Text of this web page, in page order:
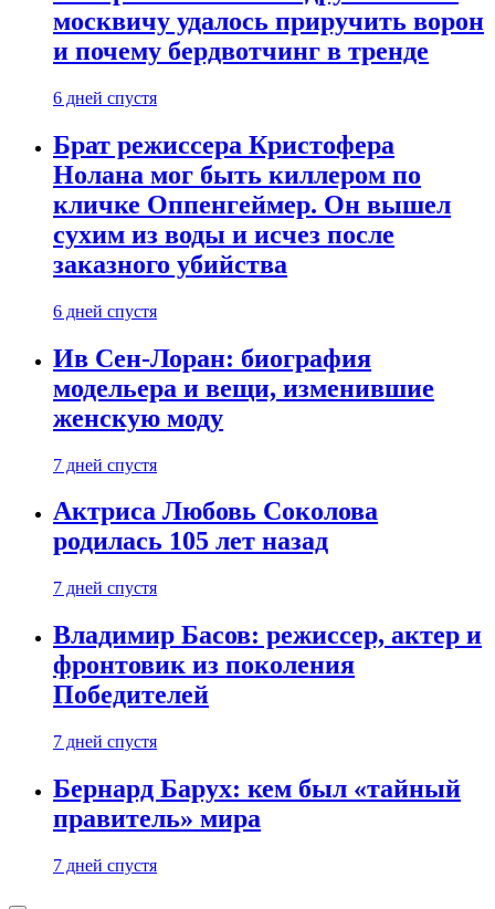
москвичу удалось приручить ворон
и почему бердвотчинг в тренде
6 дней спустя
Брат режиссера Кристофера
Нолана мог быть киллером по
кличке Оппенгеймер. Он вышел
сухим из воды и исчез после
заказного убийства
6 дней спустя
Ив Сен-Лоран: биография
модельера и вещи, изменившие
женскую моду
7 дней спустя
Актриса Любовь Соколова
родилась 105 лет назад
7 дней спустя
Владимир Басов: режиссер, актер и
фронтовик из поколения
Победителей
7 дней спустя
Бернард Барух: кем был «тайный
правитель» мира
7 дней спустя